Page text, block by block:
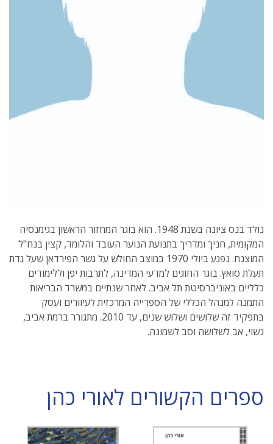
נולד בנס ציונה בשנת 1948. הוא בוגר המחזור הראשון בגימנסיה
המקומית, חניך ומדריך בתנועת הנוער העובד והלומד, קצין בנח"ל
המוצנח. נפגע ביולי 1970 במוצב החולש על גשר הפירדאן שעל גדת
תעלת סואץ. בוגר החוגים למדעי המדינה, לתרבות יפן וללימודים
כלליים באוניברסיטת תל אביב. לאחר שנתיים במשרד הבריאות
התמנה למנהל הכללי של הספרייה המרכזית לעיוורים ועסק
בתפקיד זה שלושים ושלוש שנים, עד 2010. מתגורר ברמת אביב,
נשוי, אב לשלושה וסב לשמונה.
ספרים הקשורים לאורי כהן